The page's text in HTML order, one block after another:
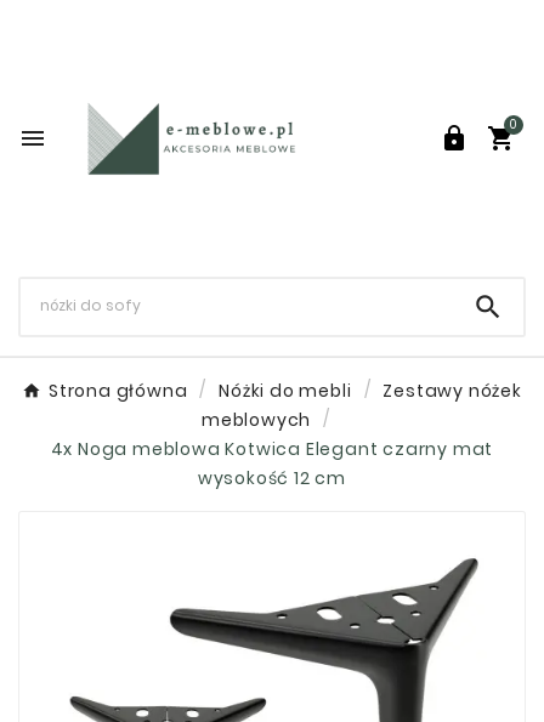
  
0

Strona główna Nóżki do mebli
Zestawy nóżek
meblowych
4x Noga meblowa Kotwica Elegant czarny mat
wysokość 12 cm